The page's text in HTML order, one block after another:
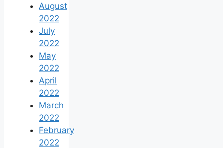
August
2022
July
2022
May
2022
April
2022
March
2022
February
2022